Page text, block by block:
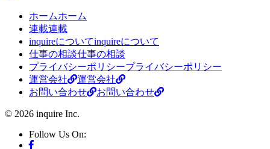
ホームホーム
連載連載
inquireについてinquireについて
仕事の相談仕事の相談
プライバシーポリシープライバシーポリシー
運営会社
運営会社
お問い合わせ
お問い合わせ
© 2026 inquire Inc.
Follow Us On: